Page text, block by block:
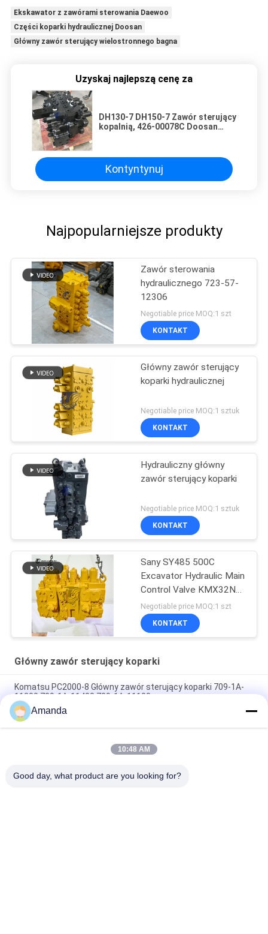
Ekskawator z zawórami sterowania Daewoo
Części koparki hydraulicznej Doosan
Główny zawór sterujący wielostronnego bagna
Uzyskaj najlepszą cenę za
DH130-7 DH150-7 Zawór sterujący
kopalnią, 426-00078C Doosan
Kontyntynuj
Najpopularniejsze produkty
Zawór sterowania
hydraulicznego 723-57-
12306
Negotiable price MOQ:1 szt
KONTAKT
Główny zawór sterujący
koparki hydraulicznej
Negotiable price MOQ:1 sztuk
KONTAKT
Hydrauliczny główny
zawór sterujący koparki
Negotiable price MOQ:1 sztuk
KONTAKT
Sany SY485 500C
Excavator Hydraulic Main
Control Valve KMX32NA
High Quality
Negotiable price MOQ:1 szt
KONTAKT
Główny zawór sterujący koparki
Komatsu PC2000-8 Główny zawór sterujący koparki 709-1A-
11300 709-1A-11400 709-1A-11100
PC160LC-7 PC160-7 Wynęgarka z zawórami sterującymi
Komatsu, 723-57-16100 Główne części wykopalni
VOE14541591 Główny zawór sterujący koparki dla Volvo
Amanda
10:48 AM
Good day, what product are you looking for?